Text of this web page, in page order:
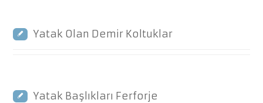
Yatak Olan Demir Koltuklar
Yatak Başlıkları Ferforje